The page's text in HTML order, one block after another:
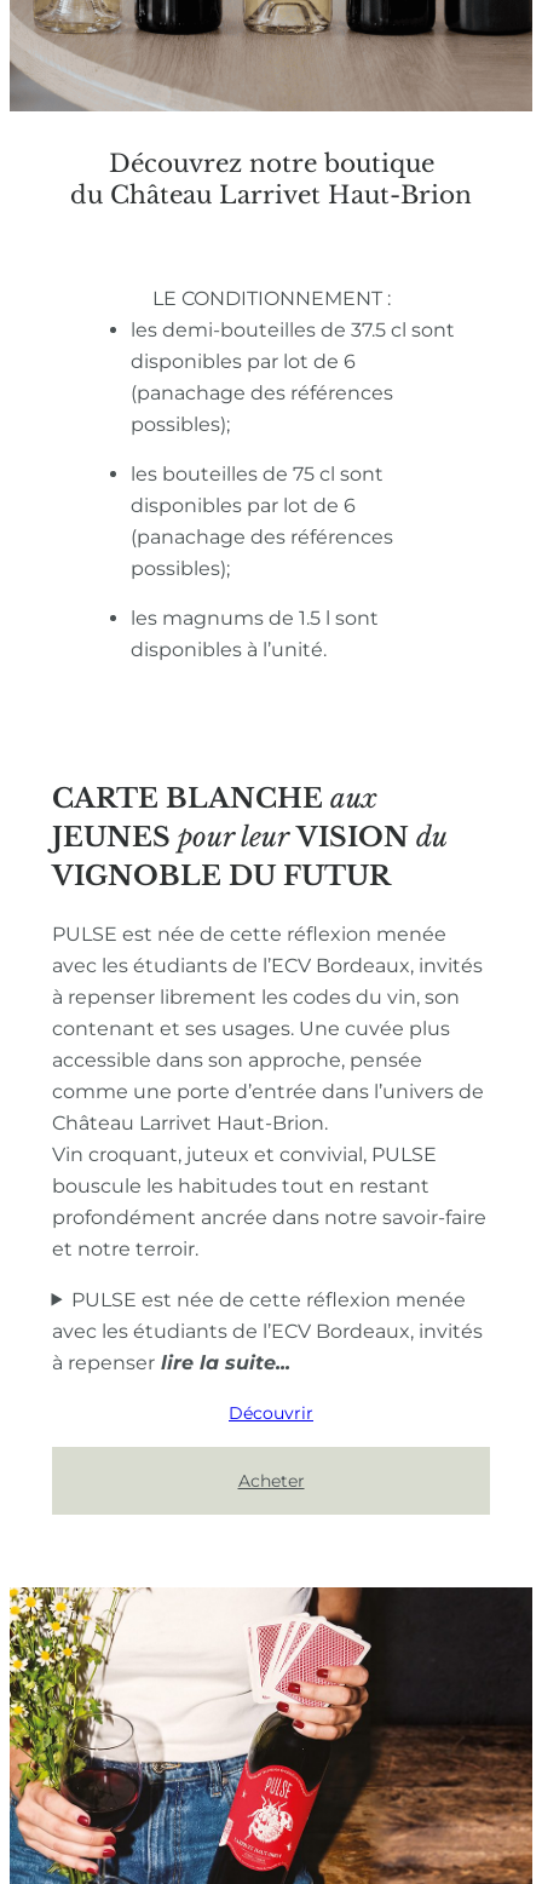
Découvrez notre boutique
du Château Larrivet Haut-Brion
LE CONDITIONNEMENT :
les demi-bouteilles de 37.5 cl sont
disponibles par lot de 6
(panachage des références
possibles);
les bouteilles de 75 cl sont
disponibles par lot de 6
(panachage des références
possibles);
les magnums de 1.5 l sont
disponibles à l’unité.
CARTE BLANCHE aux
JEUNES pour leur VISION du
VIGNOBLE DU FUTUR
PULSE est née de cette réflexion menée
avec les étudiants de l’ECV Bordeaux, invités
à repenser librement les codes du vin, son
contenant et ses usages. Une cuvée plus
accessible dans son approche, pensée
comme une porte d’entrée dans l’univers de
Château Larrivet Haut-Brion.
Vin croquant, juteux et convivial, PULSE
bouscule les habitudes tout en restant
profondément ancrée dans notre savoir-faire
et notre terroir.
PULSE est née de cette réflexion menée
avec les étudiants de l’ECV Bordeaux, invités
à repenser
Découvrir
Acheter